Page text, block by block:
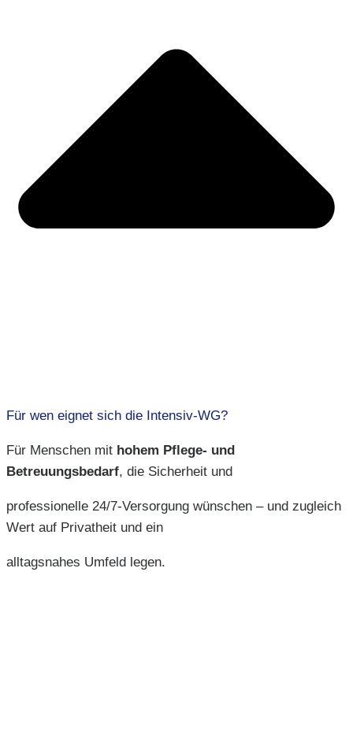
Für wen eignet sich die Intensiv-WG?
Für Menschen mit hohem Pflege- und
Betreuungsbedarf, die Sicherheit und
professionelle 24/7-Versorgung wünschen – und zugleich
Wert auf Privatheit und ein
alltagsnahes Umfeld legen.